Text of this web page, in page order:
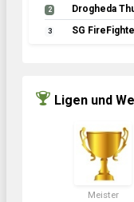
2 Drogheda
3 SG
Ligen und
Meister